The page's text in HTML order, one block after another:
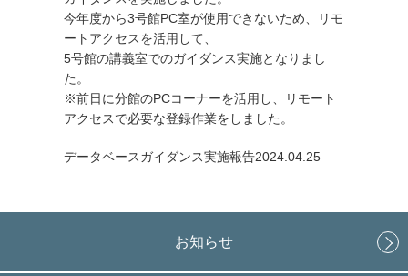
今年度から3号館PC室が使用できないため、リモ
ートアクセスを活用して、
5号館の講義室でのガイダンス実施となりまし
た。
※前日に分館のPCコーナーを活用し、リモート
アクセスで必要な登録作業をしました。
データベースガイダンス実施報告2024.04.25
お知らせ